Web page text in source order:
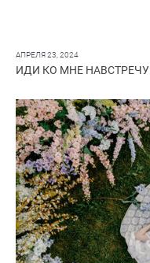
АПРЕЛЯ 23, 2024
ИДИ КО МНЕ НАВСТРЕЧУ